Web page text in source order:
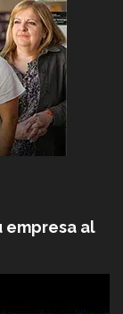
empresa al